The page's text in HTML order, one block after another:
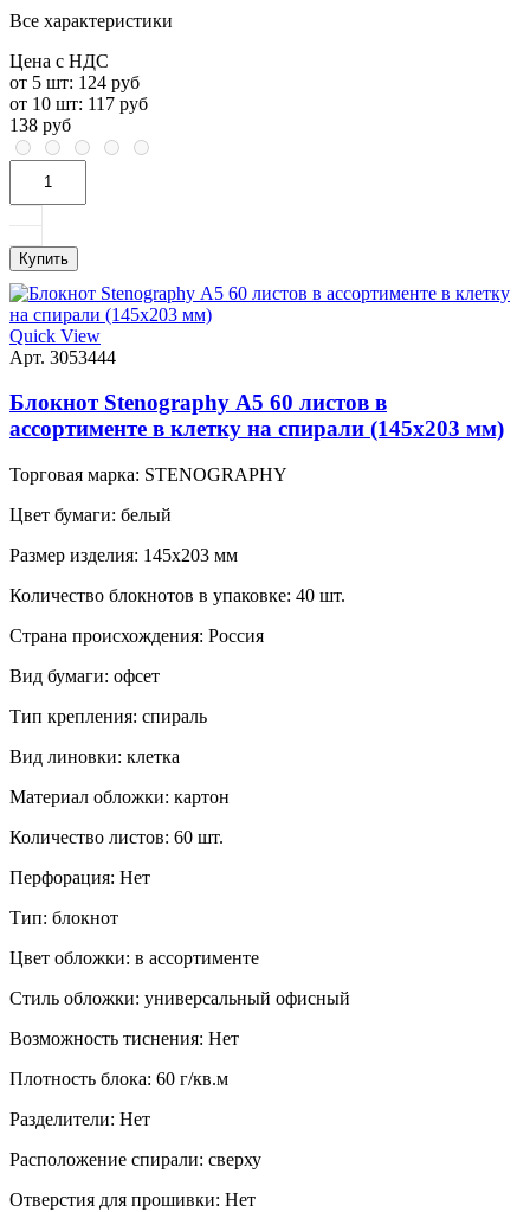
Все характеристики
Цена с НДС
от 5 шт: 124 руб
от 10 шт: 117 руб
138 руб
Купить
Quick View
Арт. 3053444
Блокнот Stenography А5 60 листов в
ассортименте в клетку на спирали (145х203 мм)
Торговая марка: STENOGRAPHY
Цвет бумаги: белый
Размер изделия: 145x203 мм
Количество блокнотов в упаковке: 40 шт.
Страна происхождения: Россия
Вид бумаги: офсeт
Тип крепления: спираль
Вид линовки: клетка
Материал обложки: картон
Количество листов: 60 шт.
Перфорация: Нет
Тип: блокнот
Цвет обложки: в ассортименте
Стиль обложки: универсальный офисный
Возможность тиснения: Нет
Плотность блока: 60 г/кв.м
Разделители: Нет
Расположение спирали: сверху
Отверстия для прошивки: Нет